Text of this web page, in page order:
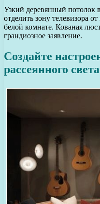
Узкий деревянный потолок
отделить зону телевизора
белой комнате. Кованая
грандиозное заявление.
Создайте
рассеянного света